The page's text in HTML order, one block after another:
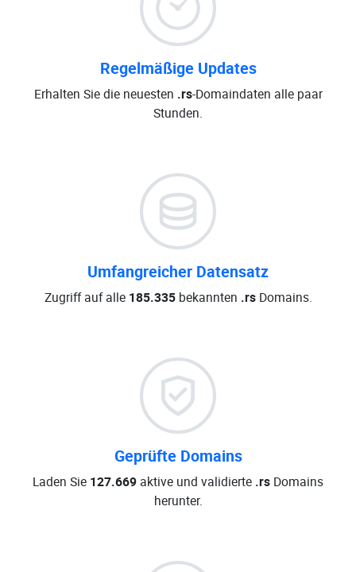
Regelmäßige Updates
Erhalten Sie die neuesten .rs-Domaindaten alle paar
Stunden.
Umfangreicher Datensatz
Zugriff auf alle 185.335bekannten .rsDomains.
Geprüfte Domains
Laden Sie 127.669 aktive und validierte .rs Domains
herunter.